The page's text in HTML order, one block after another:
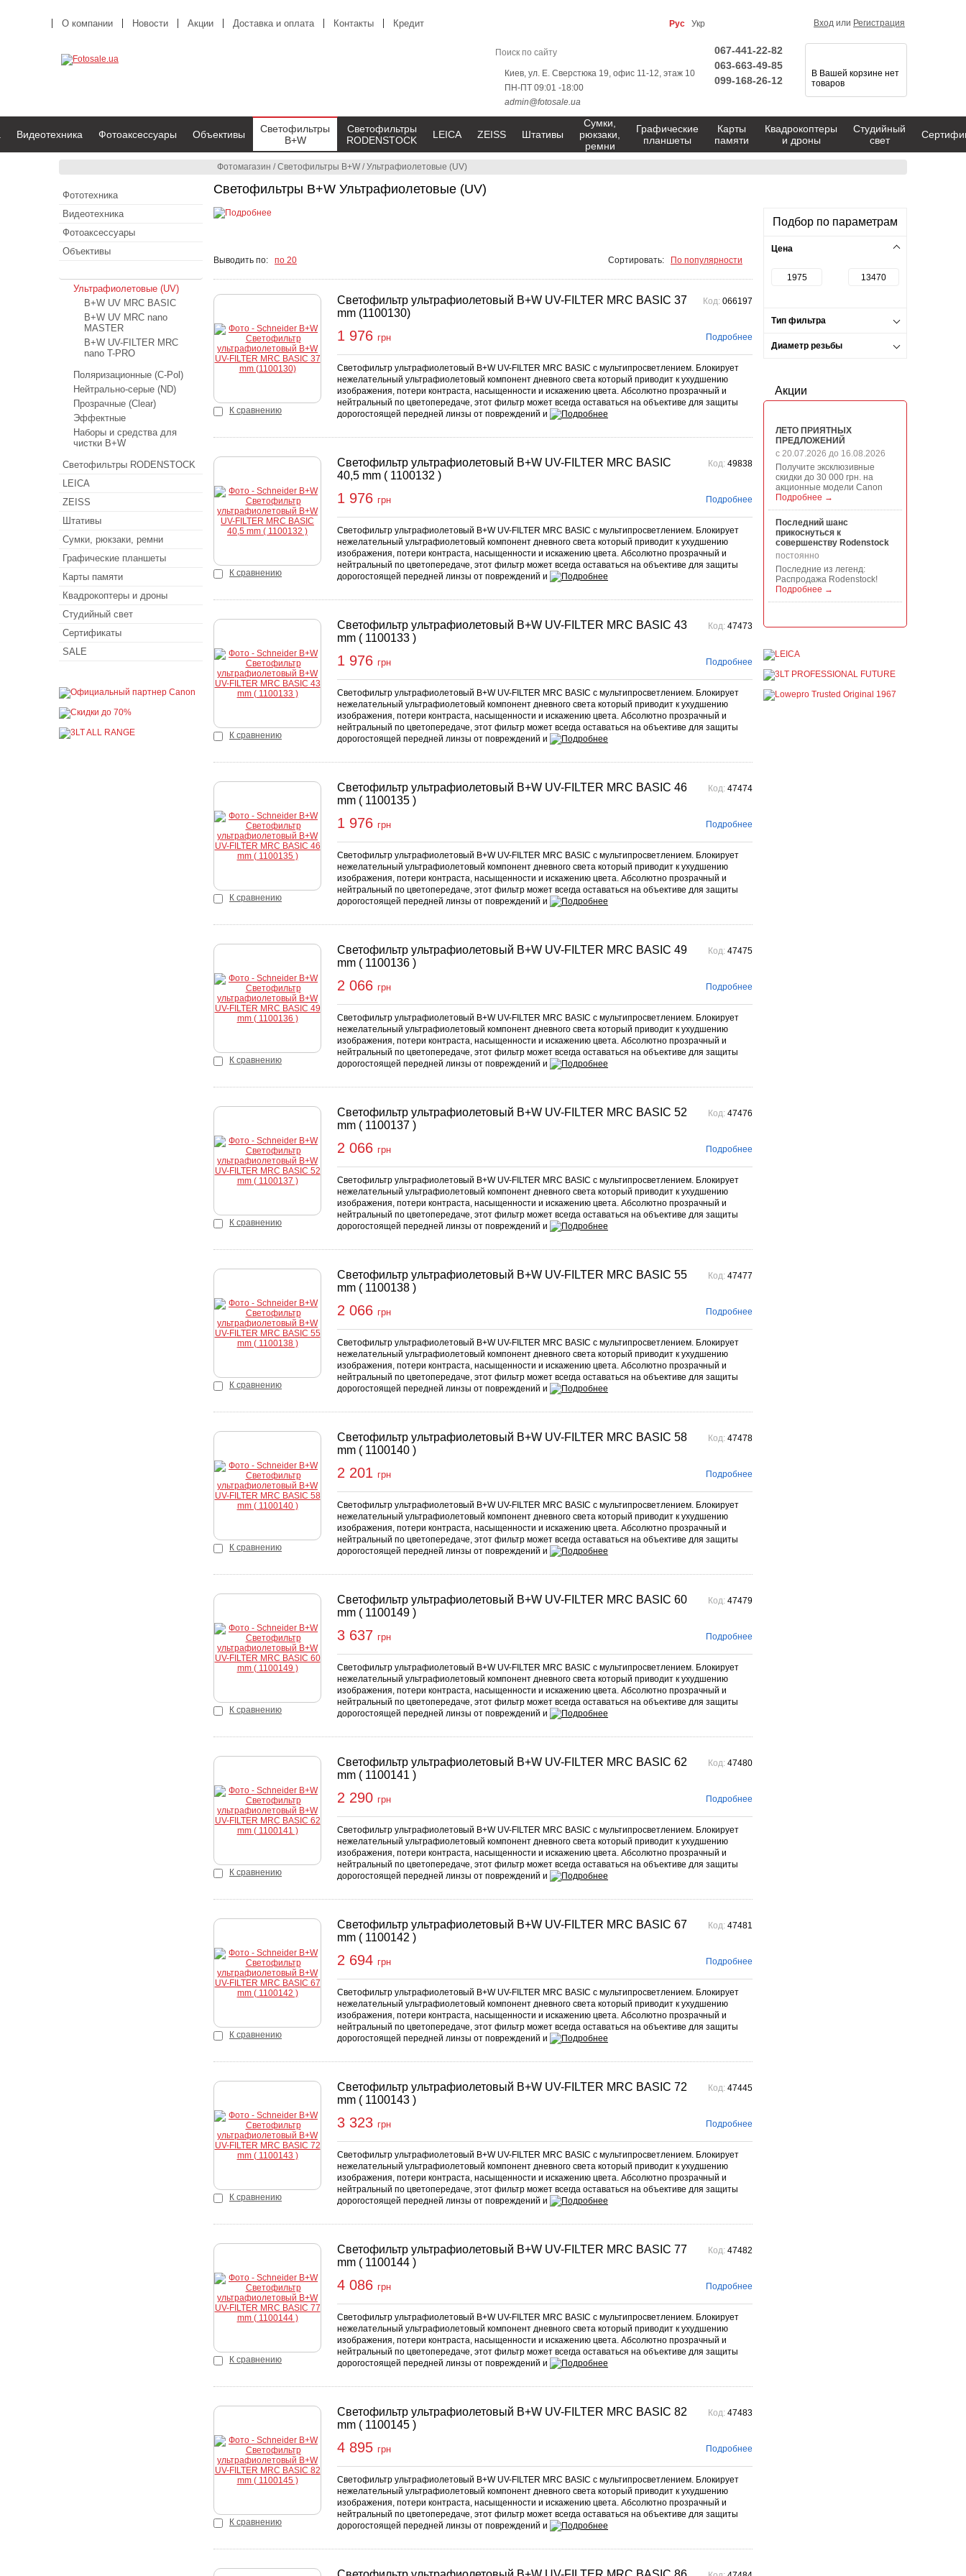
Фотомагазин /Светофильтры B+W /Ультрафиолетовые (UV)
Светофильтры B+W Ультрафиолетовые (UV)
Выводить по: по 20 Сортировать: По популярности
К сравнению
Светофильтр ультрафиолетовый B+W UV-FILTER MRC BASIC 37
mm (1100130)
Код: 066197
1 976 грн
Купить Подробнее
Светофильтр ультрафиолетовый B+W UV-FILTER MRC BASIC с мультипросветлением. Блокирует
нежелательный ультрафиолетовый компонент дневного света который приводит к ухудшению
изображения, потери контраста, насыщенности и искажению цвета. Абсолютно прозрачный и
нейтральный по цветопередаче, этот фильтр может всегда оставаться на объективе для защиты
дорогостоящей передней линзы от повреждений и
К сравнению
Светофильтр ультрафиолетовый B+W UV-FILTER MRC BASIC
40,5 mm ( 1100132 )
Код: 49838
1 976 грн
Купить Подробнее
Светофильтр ультрафиолетовый B+W UV-FILTER MRC BASIC с мультипросветлением. Блокирует
нежелательный ультрафиолетовый компонент дневного света который приводит к ухудшению
изображения, потери контраста, насыщенности и искажению цвета. Абсолютно прозрачный и
нейтральный по цветопередаче, этот фильтр может всегда оставаться на объективе для защиты
дорогостоящей передней линзы от повреждений и
К сравнению
Светофильтр ультрафиолетовый B+W UV-FILTER MRC BASIC 43
mm ( 1100133 )
Код: 47473
1 976 грн
Купить Подробнее
Светофильтр ультрафиолетовый B+W UV-FILTER MRC BASIC с мультипросветлением. Блокирует
нежелательный ультрафиолетовый компонент дневного света который приводит к ухудшению
изображения, потери контраста, насыщенности и искажению цвета. Абсолютно прозрачный и
нейтральный по цветопередаче, этот фильтр может всегда оставаться на объективе для защиты
дорогостоящей передней линзы от повреждений и
К сравнению
Светофильтр ультрафиолетовый B+W UV-FILTER MRC BASIC 46
mm ( 1100135 )
Код: 47474
1 976 грн
Купить Подробнее
Светофильтр ультрафиолетовый B+W UV-FILTER MRC BASIC с мультипросветлением. Блокирует
нежелательный ультрафиолетовый компонент дневного света который приводит к ухудшению
изображения, потери контраста, насыщенности и искажению цвета. Абсолютно прозрачный и
нейтральный по цветопередаче, этот фильтр может всегда оставаться на объективе для защиты
дорогостоящей передней линзы от повреждений и
К сравнению
Светофильтр ультрафиолетовый B+W UV-FILTER MRC BASIC 49
mm ( 1100136 )
Код: 47475
2 066 грн
Купить Подробнее
Светофильтр ультрафиолетовый B+W UV-FILTER MRC BASIC с мультипросветлением. Блокирует
нежелательный ультрафиолетовый компонент дневного света который приводит к ухудшению
изображения, потери контраста, насыщенности и искажению цвета. Абсолютно прозрачный и
нейтральный по цветопередаче, этот фильтр может всегда оставаться на объективе для защиты
дорогостоящей передней линзы от повреждений и
К сравнению
Светофильтр ультрафиолетовый B+W UV-FILTER MRC BASIC 52
mm ( 1100137 )
Код: 47476
2 066 грн
Купить Подробнее
Светофильтр ультрафиолетовый B+W UV-FILTER MRC BASIC с мультипросветлением. Блокирует
нежелательный ультрафиолетовый компонент дневного света который приводит к ухудшению
изображения, потери контраста, насыщенности и искажению цвета. Абсолютно прозрачный и
нейтральный по цветопередаче, этот фильтр может всегда оставаться на объективе для защиты
дорогостоящей передней линзы от повреждений и
К сравнению
Светофильтр ультрафиолетовый B+W UV-FILTER MRC BASIC 55
mm ( 1100138 )
Код: 47477
2 066 грн
Купить Подробнее
Светофильтр ультрафиолетовый B+W UV-FILTER MRC BASIC с мультипросветлением. Блокирует
нежелательный ультрафиолетовый компонент дневного света который приводит к ухудшению
изображения, потери контраста, насыщенности и искажению цвета. Абсолютно прозрачный и
нейтральный по цветопередаче, этот фильтр может всегда оставаться на объективе для защиты
дорогостоящей передней линзы от повреждений и
К сравнению
Светофильтр ультрафиолетовый B+W UV-FILTER MRC BASIC 58
mm ( 1100140 )
Код: 47478
2 201 грн
Купить Подробнее
Светофильтр ультрафиолетовый B+W UV-FILTER MRC BASIC с мультипросветлением. Блокирует
нежелательный ультрафиолетовый компонент дневного света который приводит к ухудшению
изображения, потери контраста, насыщенности и искажению цвета. Абсолютно прозрачный и
нейтральный по цветопередаче, этот фильтр может всегда оставаться на объективе для защиты
дорогостоящей передней линзы от повреждений и
К сравнению
Светофильтр ультрафиолетовый B+W UV-FILTER MRC BASIC 60
mm ( 1100149 )
Код: 47479
3 637 грн
Купить Подробнее
Светофильтр ультрафиолетовый B+W UV-FILTER MRC BASIC с мультипросветлением. Блокирует
нежелательный ультрафиолетовый компонент дневного света который приводит к ухудшению
изображения, потери контраста, насыщенности и искажению цвета. Абсолютно прозрачный и
нейтральный по цветопередаче, этот фильтр может всегда оставаться на объективе для защиты
дорогостоящей передней линзы от повреждений и
К сравнению
Светофильтр ультрафиолетовый B+W UV-FILTER MRC BASIC 62
mm ( 1100141 )
Код: 47480
2 290 грн
Купить Подробнее
Светофильтр ультрафиолетовый B+W UV-FILTER MRC BASIC с мультипросветлением. Блокирует
нежелательный ультрафиолетовый компонент дневного света который приводит к ухудшению
изображения, потери контраста, насыщенности и искажению цвета. Абсолютно прозрачный и
нейтральный по цветопередаче, этот фильтр может всегда оставаться на объективе для защиты
дорогостоящей передней линзы от повреждений и
К сравнению
Светофильтр ультрафиолетовый B+W UV-FILTER MRC BASIC 67
mm ( 1100142 )
Код: 47481
2 694 грн
Купить Подробнее
Светофильтр ультрафиолетовый B+W UV-FILTER MRC BASIC с мультипросветлением. Блокирует
нежелательный ультрафиолетовый компонент дневного света который приводит к ухудшению
изображения, потери контраста, насыщенности и искажению цвета. Абсолютно прозрачный и
нейтральный по цветопередаче, этот фильтр может всегда оставаться на объективе для защиты
дорогостоящей передней линзы от повреждений и
К сравнению
Светофильтр ультрафиолетовый B+W UV-FILTER MRC BASIC 72
mm ( 1100143 )
Код: 47445
3 323 грн
Купить Подробнее
Светофильтр ультрафиолетовый B+W UV-FILTER MRC BASIC с мультипросветлением. Блокирует
нежелательный ультрафиолетовый компонент дневного света который приводит к ухудшению
изображения, потери контраста, насыщенности и искажению цвета. Абсолютно прозрачный и
нейтральный по цветопередаче, этот фильтр может всегда оставаться на объективе для защиты
дорогостоящей передней линзы от повреждений и
К сравнению
Светофильтр ультрафиолетовый B+W UV-FILTER MRC BASIC 77
mm ( 1100144 )
Код: 47482
4 086 грн
Купить Подробнее
Светофильтр ультрафиолетовый B+W UV-FILTER MRC BASIC с мультипросветлением. Блокирует
нежелательный ультрафиолетовый компонент дневного света который приводит к ухудшению
изображения, потери контраста, насыщенности и искажению цвета. Абсолютно прозрачный и
нейтральный по цветопередаче, этот фильтр может всегда оставаться на объективе для защиты
дорогостоящей передней линзы от повреждений и
К сравнению
Светофильтр ультрафиолетовый B+W UV-FILTER MRC BASIC 82
mm ( 1100145 )
Код: 47483
4 895 грн
Купить Подробнее
Светофильтр ультрафиолетовый B+W UV-FILTER MRC BASIC с мультипросветлением. Блокирует
нежелательный ультрафиолетовый компонент дневного света который приводит к ухудшению
изображения, потери контраста, насыщенности и искажению цвета. Абсолютно прозрачный и
нейтральный по цветопередаче, этот фильтр может всегда оставаться на объективе для защиты
дорогостоящей передней линзы от повреждений и
Подбор по параметрам
Цена
Тип фильтра
Диаметр резьбы
Акции
ЛЕТО ПРИЯТНЫХ
ПРЕДЛОЖЕНИЙ
с 20.07.2026 до 16.08.2026
Получите эксклюзивные
скидки до 30 000 грн. на
акционные модели Canon
Подробнее →
Последний шанс
прикоснуться к
совершенству Rodenstock
постоянно
Последние из легенд:
Распродажа Rodenstock!
Подробнее →
Manfrotto, National
продукции Manfrotto, National
гарантиров...
Подробнее →
О компании Новости Акции Доставка и оплата Контакты Кредит Рус Укр Вход или Регистрация
Киев, ул. Е. Сверстюка 19, офис 11-12, этаж 10
ПН-ПТ 09:01 -18:00
admin@fotosale.ua
067-441-22-82
063-663-49-85
099-168-26-12
В Вашей корзине нет
товаров
Видеотехника Фотоаксессуары Объективы
Светофильтры
B+W
Светофильтры
RODENSTOCK
LEICA ZEISS Штативы
Сумки,
рюкзаки,
ремни
Графические
планшеты
Карты
памяти
Квадрокоптеры
и дроны
Студийный
свет
Фототехника
Видеотехника
Фотоаксессуары
Объективы
Ультрафиолетовые (UV)
B+W UV MRC BASIC
B+W UV MRC nano
MASTER
B+W UV-FILTER MRC
nano T-PRO
Поляризационные (C-Pol)
Нейтрально-серые (ND)
Прозрачные (Clear)
Эффектные
Наборы и средства для
чистки B+W
Светофильтры RODENSTOCK
LEICA
ZEISS
Штативы
Сумки, рюкзаки, ремни
Графические планшеты
Карты памяти
Квадрокоптеры и дроны
Студийный свет
Сертификаты
SALE